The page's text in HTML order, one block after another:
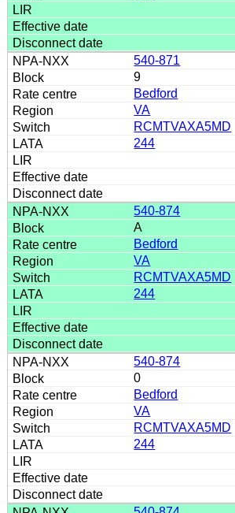
540-871
9
Bedford
VA
RCMTVAXA5MD
244
540-874
A
Bedford
VA
RCMTVAXA5MD
244
540-874
0
Bedford
VA
RCMTVAXA5MD
244